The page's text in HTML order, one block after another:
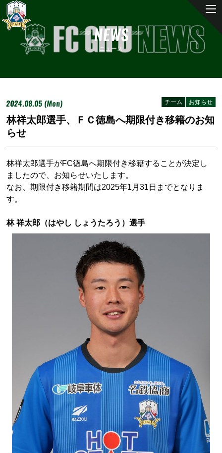
NEWS
ニュース
2024.08.05 (Mon) お知らせ
チーム
林祥太郎選手、ＦＣ徳島へ期限付き移籍のお知
らせ
林祥太郎選手がFC徳島へ期限付き移籍することが決定し
ましたので、お知らせいたします。
なお、期限付き移籍期間は2025年1月31日までとなりま
す。
林 祥太郎（はやし しょうたろう）選手